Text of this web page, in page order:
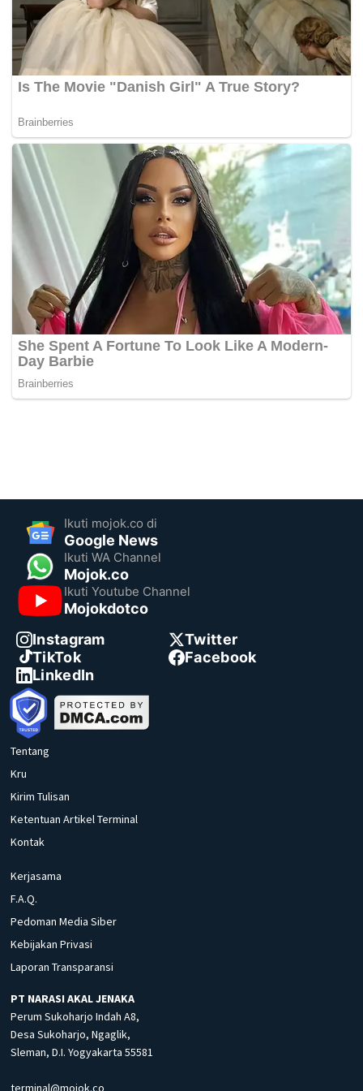
Ikuti mojok.co di
Google News
Ikuti WA Channel
Mojok.co
Ikuti Youtube Channel
Mojokdotco
Instagram
Twitter
TikTok
Facebook
LinkedIn
Tentang
Kru
Kirim Tulisan
Ketentuan Artikel Terminal
Kontak
Kerjasama
F.A.Q.
Pedoman Media Siber
Kebijakan Privasi
Laporan Transparansi
PT NARASI AKAL JENAKA
Perum Sukoharjo Indah A8,
Desa Sukoharjo, Ngaglik,
Sleman, D.I. Yogyakarta 55581
terminal@mojok.co